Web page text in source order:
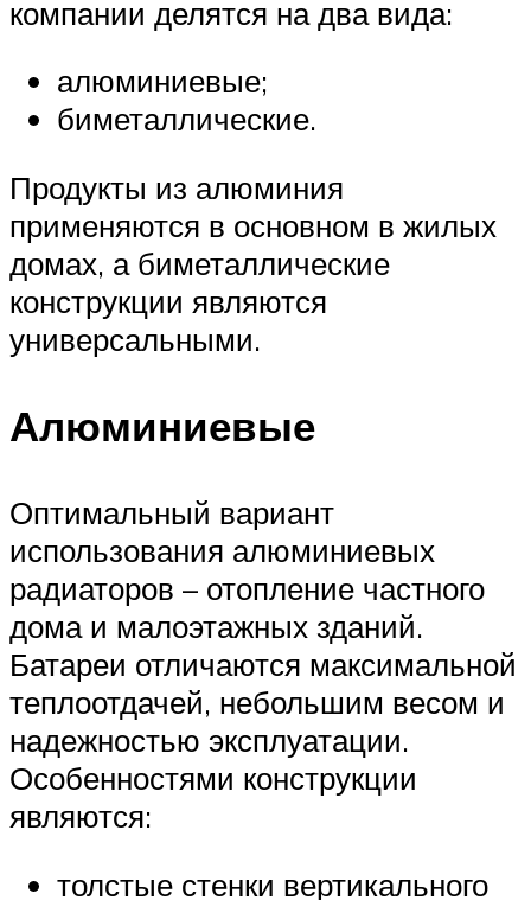
компании делятся на два вида:
алюминиевые;
биметаллические.
Продукты из алюминия
применяются в основном в жилых
домах, а биметаллические
конструкции являются
универсальными.
Алюминиевые
Оптимальный вариант
использования алюминиевых
радиаторов – отопление частного
дома и малоэтажных зданий.
Батареи отличаются максимальной
теплоотдачей, небольшим весом и
надежностью эксплуатации.
Особенностями конструкции
являются:
толстые стенки вертикального